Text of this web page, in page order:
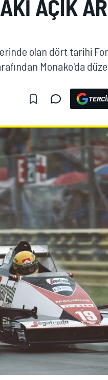
AÇIK
olan dört tarihi
Monako'da